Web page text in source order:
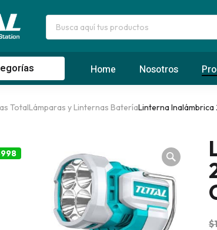
Home Nosotros
TotalLámparas y Linternas BateríaLinterna
$